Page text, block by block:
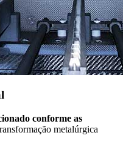
conforme as
metalúrgica